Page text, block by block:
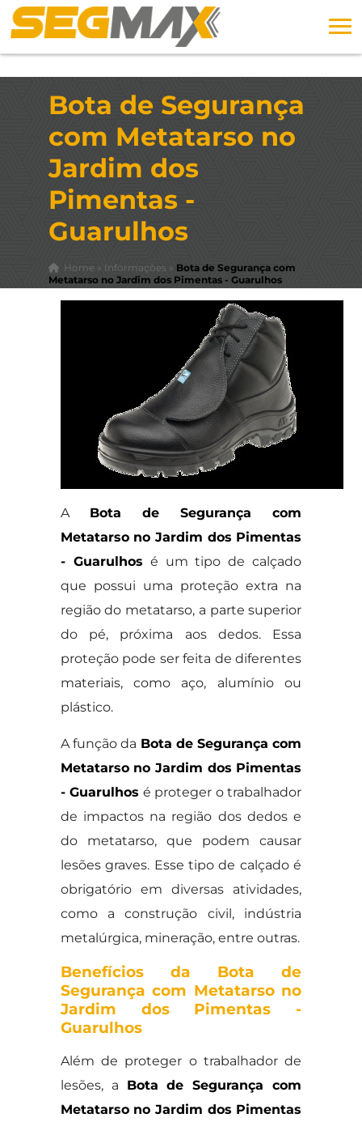
Bota de Segurança
com Metatarso no
Jardim dos
Pimentas -
Guarulhos
Home» Informações » Bota de Segurança com
Metatarso no Jardim dos Pimentas - Guarulhos
A Bota de Segurança com
Metatarso no Jardim dos Pimentas
- Guarulhos é um tipo de calçado
que possui uma proteção extra na
região do metatarso, a parte superior
do pé, próxima aos dedos. Essa
proteção pode ser feita de diferentes
materiais, como aço, alumínio ou
plástico.
A função da Bota de Segurança com
Metatarso no Jardim dos Pimentas
- Guarulhos é proteger o trabalhador
de impactos na região dos dedos e
do metatarso, que podem causar
lesões graves. Esse tipo de calçado é
obrigatório em diversas atividades,
como a construção civil, indústria
metalúrgica, mineração, entre outras.
Benefícios da Bota de
Segurança com Metatarso no
Jardim dos Pimentas -
Guarulhos
Além de proteger o trabalhador de
lesões, a Bota de Segurança com
Metatarso no Jardim dos Pimentas